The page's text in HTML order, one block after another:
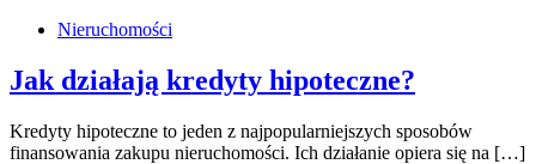
Nieruchomości
Jak działają kredyty hipoteczne?
Kredyty hipoteczne to jeden z najpopularniejszych sposobów
finansowania zakupu nieruchomości. Ich działanie opiera się na […]